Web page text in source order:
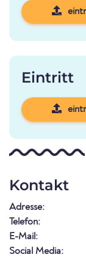
Eintritt
Kontakt
Adresse:
Telefon:
E-Mail:
Social Media: